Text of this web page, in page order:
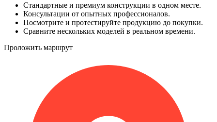
Стандартные и премиум конструкции в одном месте.
Консультации от опытных профессионалов.
Посмотрите и протестируйте продукцию до покупки.
Сравните нескольких моделей в реальном времени.
Проложить маршрут